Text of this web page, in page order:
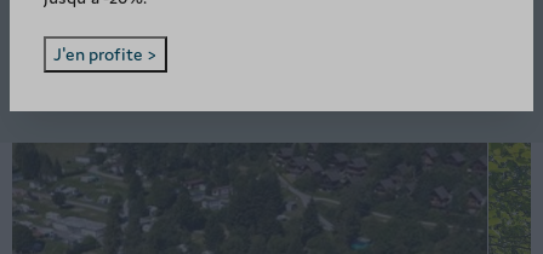
Le trajet dure entre 30 et 45 minutes et permet de
découvrir des sites magnifiques.
J'en profite >